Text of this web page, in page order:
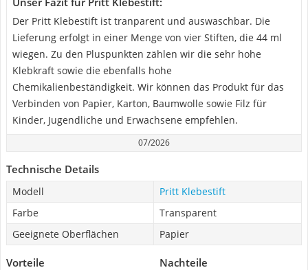
Der Pritt Klebestift ist tranparent und auswaschbar. Die
Lieferung erfolgt in einer Menge von vier Stiften, die 44 ml
wiegen. Zu den Pluspunkten zählen wir die sehr hohe
Klebkraft sowie die ebenfalls hohe
Chemikalienbeständigkeit. Wir können das Produkt für das
Verbinden von Papier, Karton, Baumwolle sowie Filz für
Kinder, Jugendliche und Erwachsene empfehlen.
07/2026
Technische Details
Modell
Pritt Klebestift
Farbe
Transparent
Geeignete Oberflächen
Papier
Vorteile Nachteile